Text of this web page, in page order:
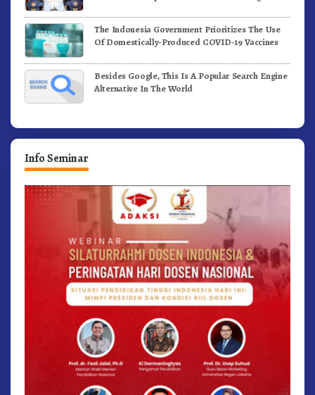
The Indonesia Government Prioritizes The Use
Of Domestically-Produced COVID-19 Vaccines
Besides Google, This Is A Popular Search Engine
Alternative In The World
Info Seminar